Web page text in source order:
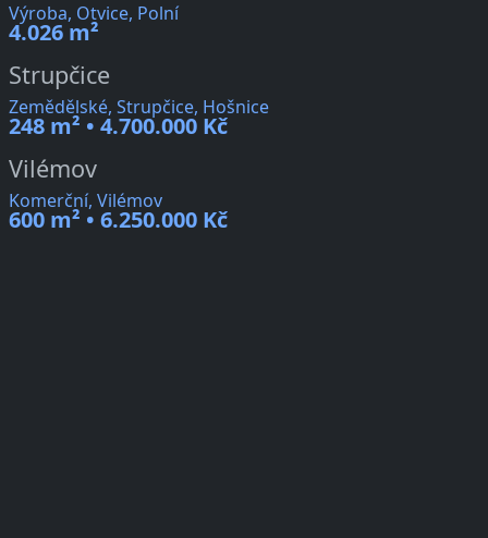
Výroba, Otvice, Polní
4.026 m²
Strupčice
Zemědělské, Strupčice, Hošnice
248 m² • 4.700.000 Kč
Vilémov
Komerční, Vilémov
600 m² • 6.250.000 Kč